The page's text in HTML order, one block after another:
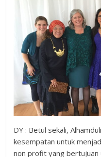
DY : Betul sekali,
kesempatan untuk
non profit yang bertujuan